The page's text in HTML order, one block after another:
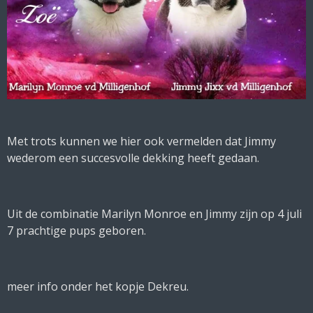
Met trots kunnen we hier ook vermelden dat Jimmy
wederom een succesvolle dekking heeft gedaan.
Uit de combinatie Marilyn Monroe en Jimmy zijn op 4 juli
7 prachtige pups geboren.
meer info onder het kopje Dekreu.